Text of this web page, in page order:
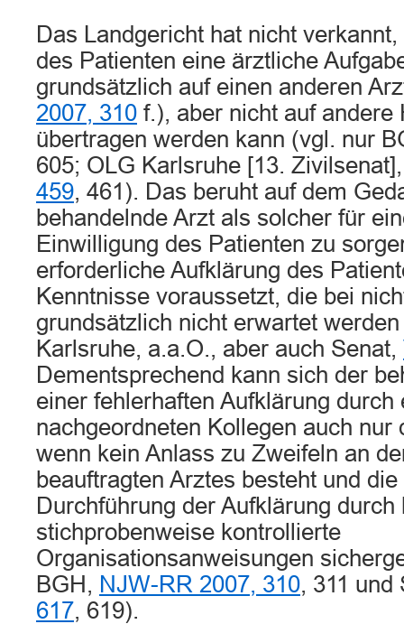
Das Landgericht hat nicht
des Patienten eine ärztliche
grundsätzlich auf einen anderen
2007, 310 f.), aber nicht auf andere
übertragen werden kann (vgl. nur
605; OLG Karlsruhe [13.
459, 461). Das beruht auf dem
behandelnde Arzt als solcher für
Einwilligung des Patienten zu
erforderliche Aufklärung des
Kenntnisse voraussetzt, die bei
grundsätzlich nicht erwartet
Karlsruhe, a.a.O., aber auch Senat,
Dementsprechend kann sich der
einer fehlerhaften Aufklärung durch
nachgeordneten Kollegen auch nur
wenn kein Anlass zu Zweifeln an
beauftragten Arztes besteht und
Durchführung der Aufklärung durch
stichprobenweise kontrollierte
Organisationsanweisungen
BGH, NJW-RR 2007, 310, 311
617, 619).